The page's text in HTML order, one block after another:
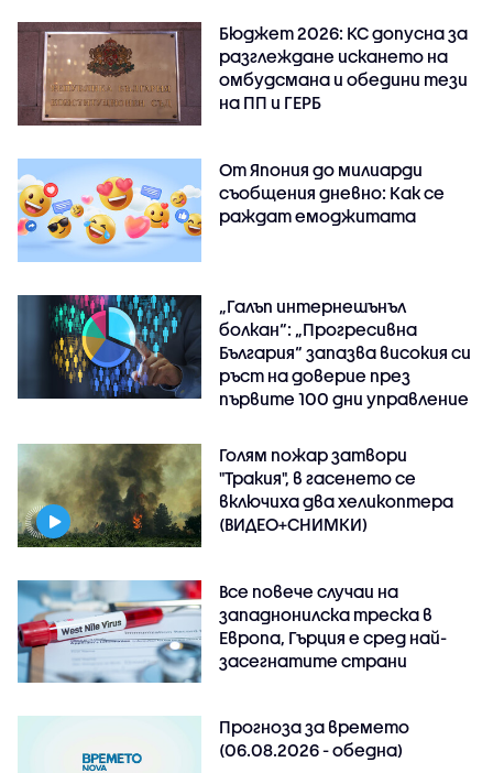
Бюджет 2026: КС допусна за
разглеждане искането на
омбудсмана и обедини тези
на ПП и ГЕРБ
От Япония до милиарди
съобщения дневно: Как се
раждат емоджитата
„Галъп интернешънъл
болкан“: „Прогресивна
България“ запазва високия си
ръст на доверие през
първите 100 дни управление
Голям пожар затвори
"Тракия", в гасенето се
включиха два хеликоптера
(ВИДЕО+СНИМКИ)
Все повече случаи на
западнонилска треска в
Европа, Гърция е сред най-
засегнатите страни
Прогноза за времето
(06.08.2026 - обедна)